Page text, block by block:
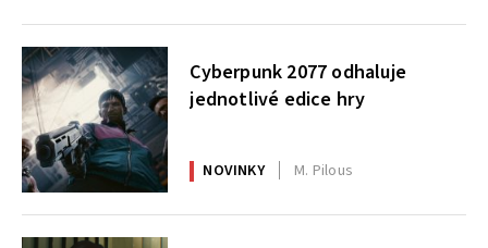
Cyberpunk 2077 odhaluje
jednotlivé edice hry
NOVINKY M. Pilous